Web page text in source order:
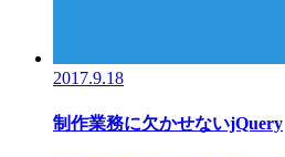
2017.9.18
制作業務に欠かせないjQuery